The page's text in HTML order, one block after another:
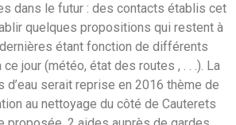
dans le futur : des contacts établis cet
quelques propositions qui restent à
étant fonction de différents
jour (météo, état des routes , . . .). La
d’eau serait reprise en 2016 thème de
au nettoyage du côté de Cauterets